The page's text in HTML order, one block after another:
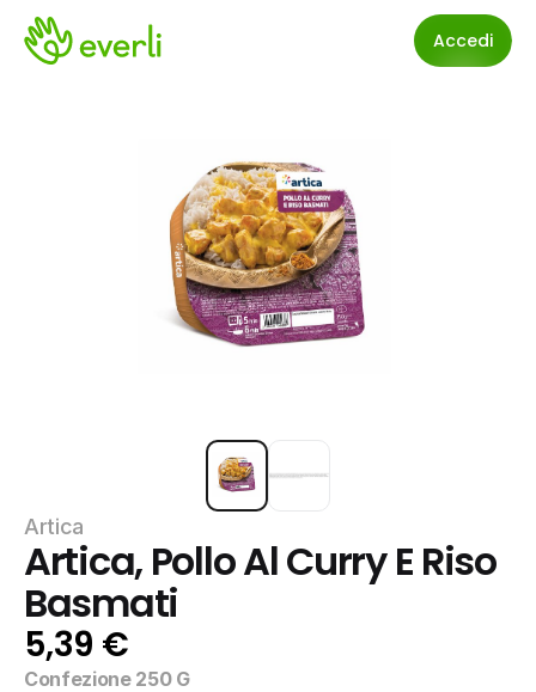
Accedi
Artica
Artica, Pollo Al Curry E Riso
Basmati
5,39 €
Confezione 250 G